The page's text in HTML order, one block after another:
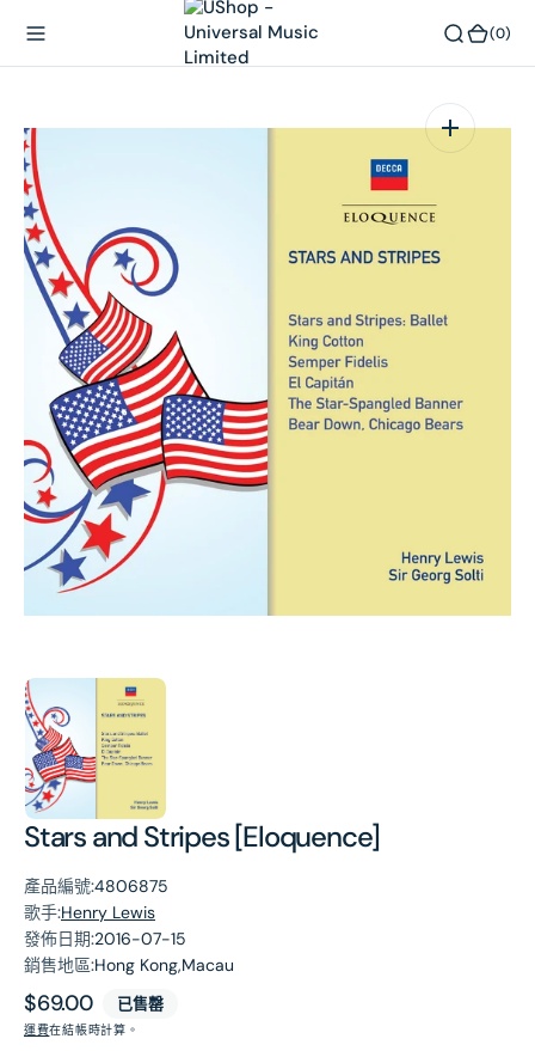
(0)
Stars and Stripes [Eloquence]
產品編號:4806875
歌手:Henry Lewis
發佈日期:2016-07-15
銷售地區:Hong Kong,Macau
原
價
$69.00 已售罄
運費在結帳時計算。
相
簿
中
張